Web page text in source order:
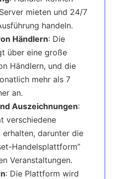
mieten und 24/7
handeln.
Händlern: Die
über eine große
Händlern, und die
mehr als 7
an.
Auszeichnungen:
verschiedene
erhalten, darunter die
Handelsplattform”
Veranstaltungen.
: Die Plattform wird